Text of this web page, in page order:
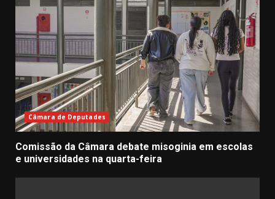
Câmara de Deputades
Comissão da Câmara debate misoginia em escolas
e universidades na quarta-feira